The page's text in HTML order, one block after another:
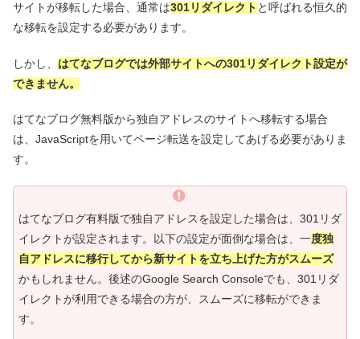
サイトが移転した場合、通常は301リダイレクト と呼ばれる恒久的
な移転を設定する必要があります。
しかし、 はてなブログでは外部サイトへの301リダイレクト設定が
できません。
はてなブログ無料版から独自アドレスのサイトへ移転する場合
は、JavaScriptを用いてページ転送を設定してあげる必要がありま
す。
はてなブログ有料版で独自アドレスを設定した場合は、301リダ
イレクトが設定されます。以下の設定が面倒な場合は、一度独
自アドレスに移行してから新サイトを立ち上げた方がスムーズ
かもしれません。後述のGoogle Search Consoleでも、301リダ
イレクトが利用できる場合の方が、スムーズに移転ができま
す。